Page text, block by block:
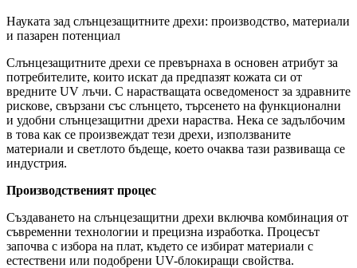
Науката зад слънцезащитните дрехи: производство, материали
и пазарен потенциал
Слънцезащитните дрехи се превърнаха в основен атрибут за
потребителите, които искат да предпазят кожата си от
вредните UV лъчи. С нарастващата осведоменост за здравните
рискове, свързани със слънцето, търсенето на функционални
и удобни слънцезащитни дрехи нараства. Нека се задълбочим
в това как се произвеждат тези дрехи, използваните
материали и светлото бъдеще, което очаква тази развиваща се
индустрия.
Производственият процес
Създаването на слънцезащитни дрехи включва комбинация от
съвременни технологии и прецизна изработка. Процесът
започва с избора на плат, където се избират материали с
естествени или подобрени UV-блокиращи свойства.